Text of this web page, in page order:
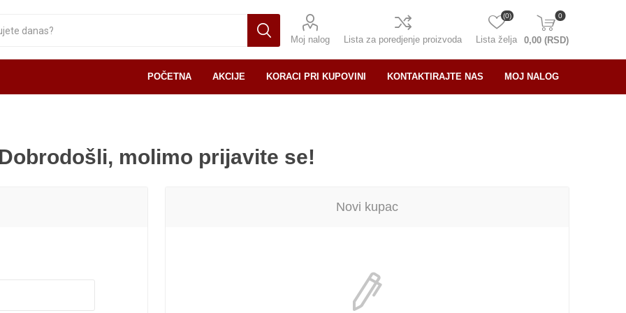
Moj nalog Lista za poredjenje proizvoda Lista želja
(0) 0
0,00 (RSD)
POČETNA AKCIJE KORACI PRI KUPOVINI KONTAKTIRAJTE NAS MOJ NALOG
Dobrodošli, molimo prijavite se!
Novi kupac